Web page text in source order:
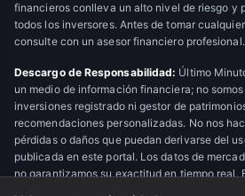
financieros conlleva un alto nivel de riesgo y
todos los inversores. Antes de tomar
consulte con un asesor financiero profesional.
Descargo de Responsabilidad: Último
un medio de información financiera; no
inversiones registrado ni gestor de
recomendaciones personalizadas. No nos
pérdidas o daños que puedan derivarse del
publicada en este portal. Los datos de
no garantizamos su exactitud en tiempo real.